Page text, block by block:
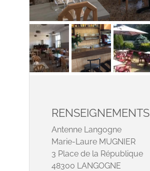
RENSEIGNEMENTS
Antenne Langogne
Marie-Laure MUGNIER
3 Place de la République
48300 LANGOGNE